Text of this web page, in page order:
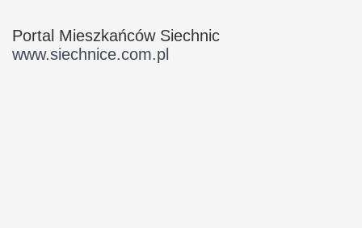
Portal Mieszkańców Siechnic
www.siechnice.com.pl